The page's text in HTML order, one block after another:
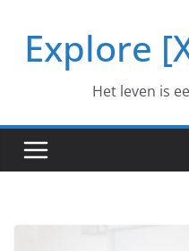
naarExplore
Het leven is